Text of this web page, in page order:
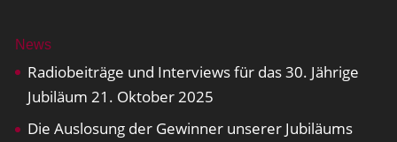
News
Radiobeiträge und Interviews für das 30. Jährige
Jubiläum 21. Oktober 2025
Die Auslosung der Gewinner unserer Jubiläums